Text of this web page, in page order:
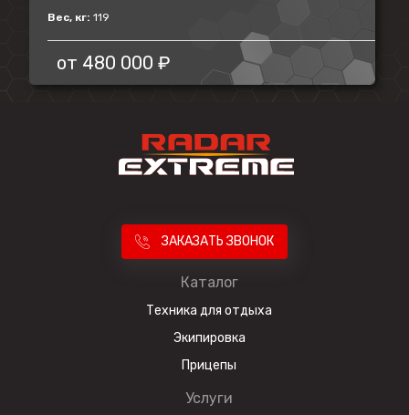
Вес, кг: 119
от 480 000 ₽
ЗАКАЗАТЬ ЗВОНОК
Каталог
Техника для отдыха
Экипировка
Прицепы
Услуги